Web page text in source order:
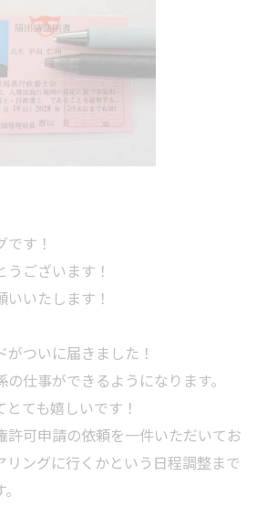
す！
ございます！
いたします！
ついに届きました！
仕事ができるようになります。
ても嬉しいです！
許可申請の依頼を一件いただいてお
リングに行くかという日程調整まで